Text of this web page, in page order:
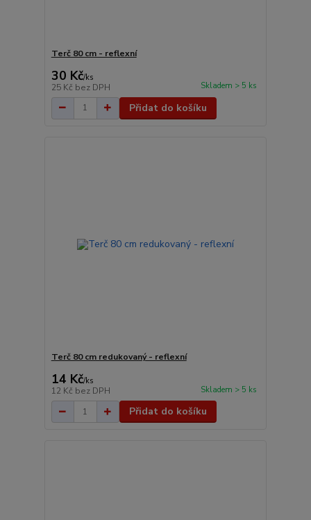
Terč 80 cm - reflexní
30 Kč/ks
25 Kč bez DPH Skladem > 5 ks
Přidat do košíku
Terč 80 cm redukovaný - reflexní
14 Kč/ks
12 Kč bez DPH Skladem > 5 ks
Přidat do košíku